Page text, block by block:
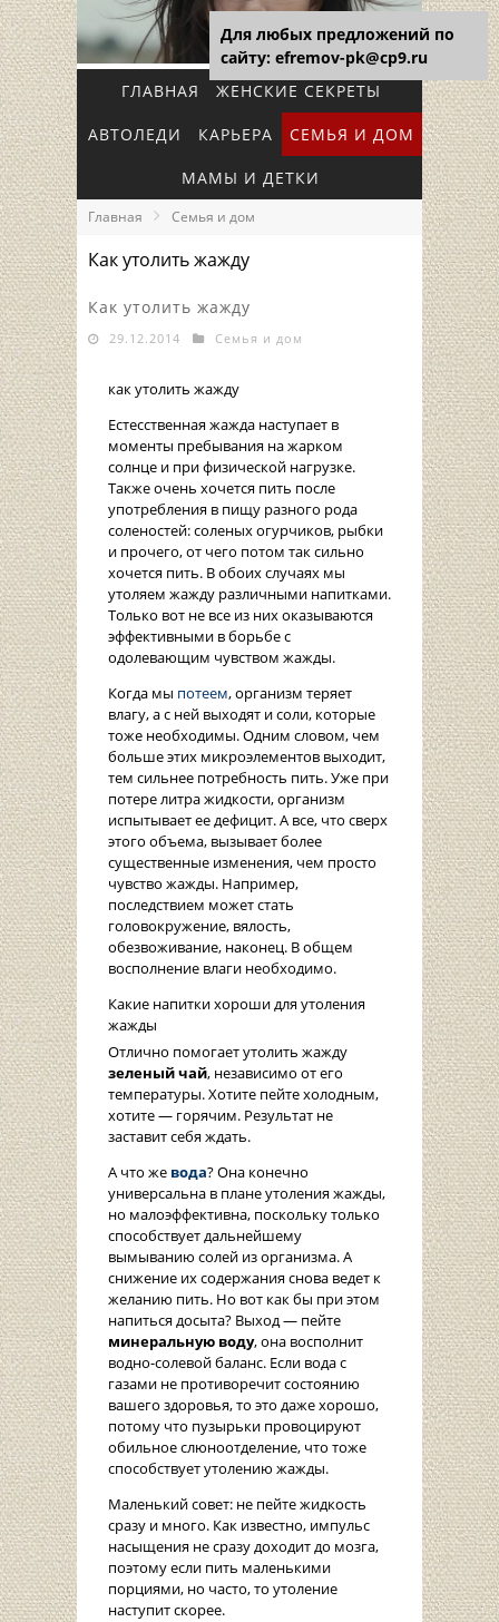
ГЛАВНАЯ ЖЕНСКИЕ СЕКРЕТЫ
АВТОЛЕДИ КАРЬЕРА СЕМЬЯ И ДОМ
МАМЫ И ДЕТКИ
Главная Семья и дом
Как утолить жажду
Как утолить жажду
29.12.2014 Семья и дом
как утолить жажду
Естесственная жажда наступает в
моменты пребывания на жарком
солнце и при физической нагрузке.
Также очень хочется пить после
употребления в пищу разного рода
соленостей: соленых огурчиков, рыбки
и прочего, от чего потом так сильно
хочется пить. В обоих случаях мы
утоляем жажду различными напитками.
Только вот не все из них оказываются
эффективными в борьбе с
одолевающим чувством жажды.
Когда мы потеем, организм теряет
влагу, а с ней выходят и соли, которые
тоже необходимы. Одним словом, чем
больше этих микроэлементов выходит,
тем сильнее потребность пить. Уже при
потере литра жидкости, организм
испытывает ее дефицит. А все, что сверх
этого объема, вызывает более
существенные изменения, чем просто
чувство жажды. Например,
последствием может стать
головокружение, вялость,
обезвоживание, наконец. В общем
восполнение влаги необходимо.
Какие напитки хороши для утоления
жажды
Отлично помогает утолить жажду
зеленый чай, независимо от его
температуры. Хотите пейте холодным,
хотите — горячим. Результат не
заставит себя ждать.
А что же вода? Она конечно
универсальна в плане утоления жажды,
но малоэффективна, поскольку только
способствует дальнейшему
вымыванию солей из организма. А
снижение их содержания снова ведет к
желанию пить. Но вот как бы при этом
напиться досыта? Выход — пейте
минеральную воду, она восполнит
водно-солевой баланс. Если вода с
газами не противоречит состоянию
вашего здоровья, то это даже хорошо,
потому что пузырьки провоцируют
обильное слюноотделение, что тоже
способствует утолению жажды.
Маленький совет: не пейте жидкость
сразу и много. Как известно, импульс
насыщения не сразу доходит до мозга,
поэтому если пить маленькими
порциями, но часто, то утоление
наступит скорее.
Для любых предложений по
сайту: efremov-pk@cp9.ru